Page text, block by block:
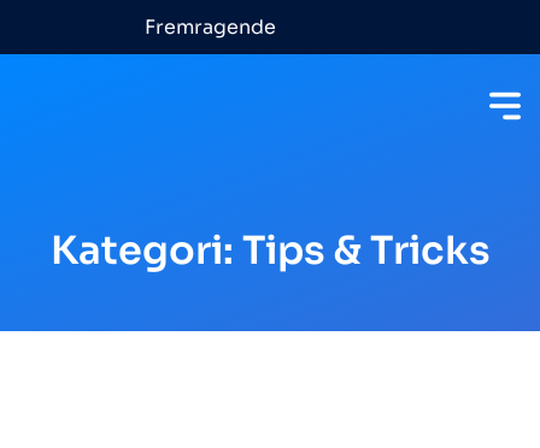
Fremragende
Kategori: Tips & Tricks